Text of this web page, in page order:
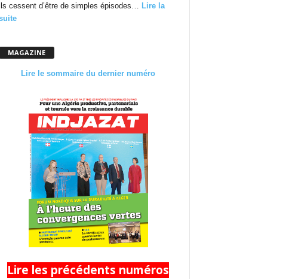
cessent d’être de simples épisodes…
Lire la
MAGAZINE
Lire le sommaire du dernier numéro
Lire les précédents numéros